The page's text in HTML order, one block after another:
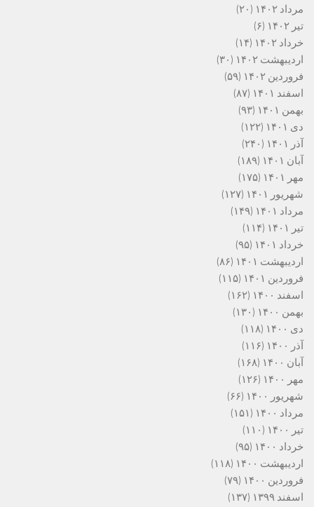
مرداد ۱۴۰۲
(۲۰)
تیر ۱۴۰۲
(۶)
خرداد ۱۴۰۲
(۱۴)
اردیبهشت ۱۴۰۲
(۳۰)
فروردین ۱۴۰۲
(۵۹)
اسفند ۱۴۰۱
(۸۷)
بهمن ۱۴۰۱
(۹۳)
دی ۱۴۰۱
(۱۲۲)
آذر ۱۴۰۱
(۲۴۰)
آبان ۱۴۰۱
(۱۸۹)
مهر ۱۴۰۱
(۱۷۵)
شهریور ۱۴۰۱
(۱۲۷)
مرداد ۱۴۰۱
(۱۴۹)
تیر ۱۴۰۱
(۱۱۴)
خرداد ۱۴۰۱
(۹۵)
اردیبهشت ۱۴۰۱
(۸۶)
فروردین ۱۴۰۱
(۱۱۵)
اسفند ۱۴۰۰
(۱۶۲)
بهمن ۱۴۰۰
(۱۳۰)
دی ۱۴۰۰
(۱۱۸)
آذر ۱۴۰۰
(۱۱۶)
آبان ۱۴۰۰
(۱۶۸)
مهر ۱۴۰۰
(۱۲۶)
شهریور ۱۴۰۰
(۶۶)
مرداد ۱۴۰۰
(۱۵۱)
تیر ۱۴۰۰
(۱۱۰)
خرداد ۱۴۰۰
(۹۵)
اردیبهشت ۱۴۰۰
(۱۱۸)
فروردین ۱۴۰۰
(۷۹)
اسفند ۱۳۹۹
(۱۳۷)